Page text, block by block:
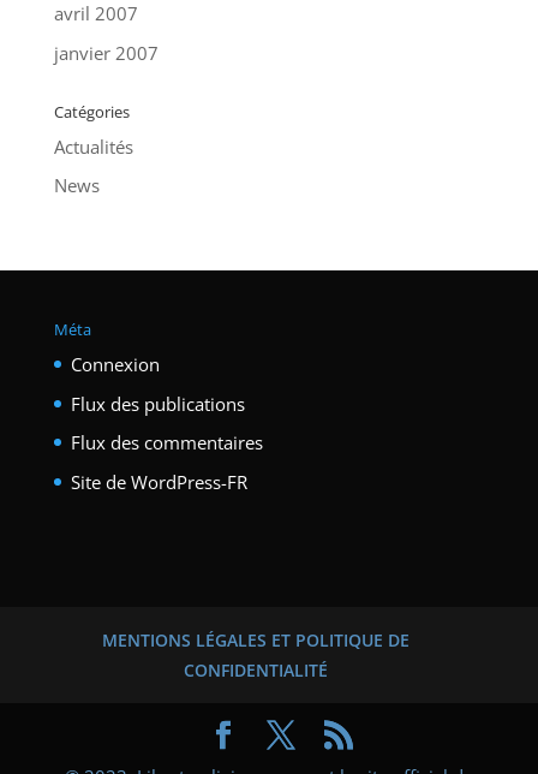
avril 2007
janvier 2007
Catégories
Actualités
News
Méta
Connexion
Flux des publications
Flux des commentaires
Site de WordPress-FR
MENTIONS LÉGALES ET POLITIQUE DE
CONFIDENTIALITÉ